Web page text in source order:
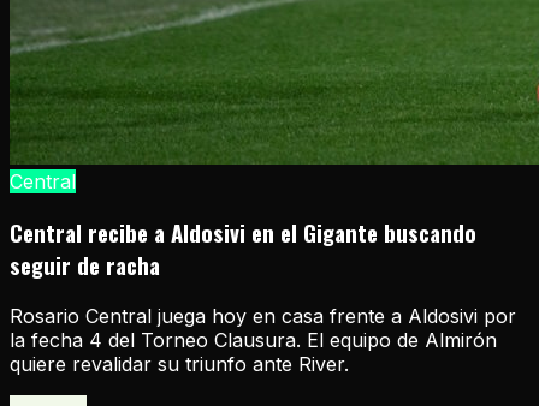
Central
Central recibe a Aldosivi en el Gigante buscando
seguir de racha
Rosario Central juega hoy en casa frente a Aldosivi por
la fecha 4 del Torneo Clausura. El equipo de Almirón
quiere revalidar su triunfo ante River.